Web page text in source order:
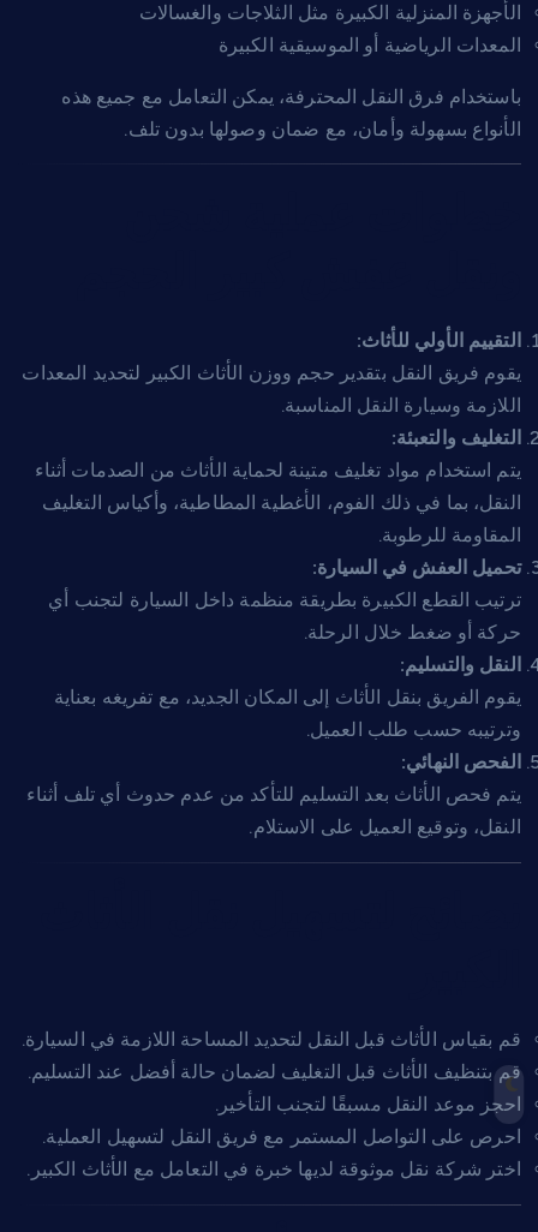
الأجهزة المنزلية الكبيرة مثل الثلاجات والغسالات
المعدات الرياضية أو الموسيقية الكبيرة
باستخدام فرق النقل المحترفة، يمكن التعامل مع جميع هذه
الأنواع بسهولة وأمان، مع ضمان وصولها بدون تلف.
التقييم الأولي للأثاث:
يقوم فريق النقل بتقدير حجم ووزن الأثاث الكبير لتحديد المعدات
اللازمة وسيارة النقل المناسبة.
التغليف والتعبئة:
يتم استخدام مواد تغليف متينة لحماية الأثاث من الصدمات أثناء
النقل، بما في ذلك الفوم، الأغطية المطاطية، وأكياس التغليف
المقاومة للرطوبة.
تحميل العفش في السيارة:
ترتيب القطع الكبيرة بطريقة منظمة داخل السيارة لتجنب أي
حركة أو ضغط خلال الرحلة.
النقل والتسليم:
يقوم الفريق بنقل الأثاث إلى المكان الجديد، مع تفريغه بعناية
وترتيبه حسب طلب العميل.
الفحص النهائي:
يتم فحص الأثاث بعد التسليم للتأكد من عدم حدوث أي تلف أثناء
النقل، وتوقيع العميل على الاستلام.
قم بقياس الأثاث قبل النقل لتحديد المساحة اللازمة في السيارة.
قم بتنظيف الأثاث قبل التغليف لضمان حالة أفضل عند التسليم.
احجز موعد النقل مسبقًا لتجنب التأخير.
احرص على التواصل المستمر مع فريق النقل لتسهيل العملية.
اختر شركة نقل موثوقة لديها خبرة في التعامل مع الأثاث الكبير.